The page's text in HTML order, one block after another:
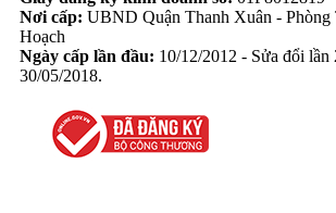
Nơi cấp: UBND Quận Thanh Xuân -
Hoạch
Ngày cấp lần đầu: 10/12/2012 - Sửa đổi lần
30/05/2018.